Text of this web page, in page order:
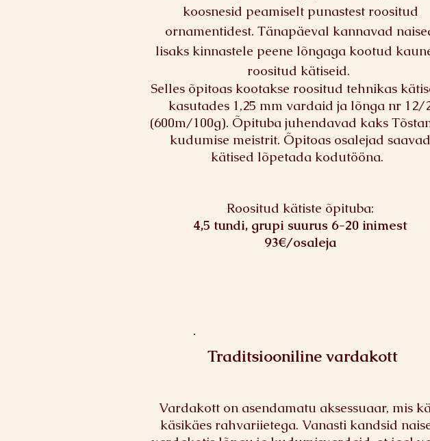
koosnesid peamiselt punastest roositud
ornamentidest. Tänapäeval kannavad
lisaks kinnastele peene lõngaga kootud
roositud kätiseid.
Selles õpitoas kootakse roositud tehnikas
kasutades 1,25 mm vardaid ja lõnga nr 12/
(600m/100g). Õpituba juhendavad kaks
kudumise meistrit. Õpitoas osalejad saavad
kätised lõpetada kodutööna.
Roositud kätiste õpituba:
4,5 tundi, grupi suurus 6-20 inimest
93€/osaleja
Traditsiooniline vardakott
Vardakott on asendamatu aksessuaar, mis
käsikäes rahvariietega. Vanasti kandsid